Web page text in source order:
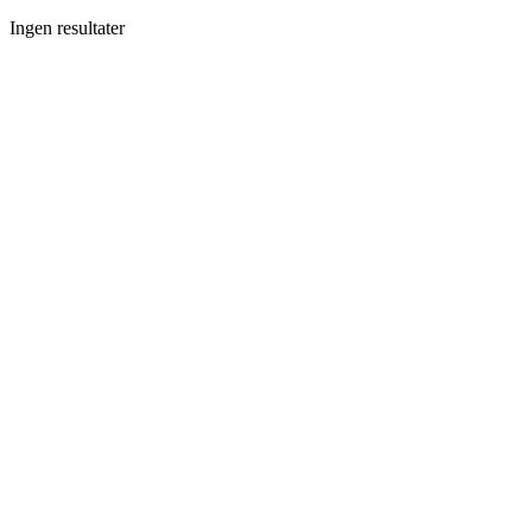
Ingen resultater